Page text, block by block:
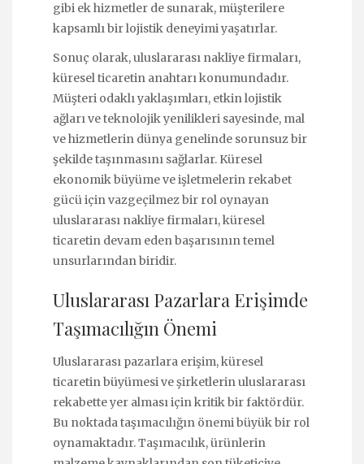
gibi ek hizmetler de sunarak, müşterilere
kapsamlı bir lojistik deneyimi yaşatırlar.
Sonuç olarak, uluslararası nakliye firmaları,
küresel ticaretin anahtarı konumundadır.
Müşteri odaklı yaklaşımları, etkin lojistik
ağları ve teknolojik yenilikleri sayesinde, mal
ve hizmetlerin dünya genelinde sorunsuz bir
şekilde taşınmasını sağlarlar. Küresel
ekonomik büyüme ve işletmelerin rekabet
gücü için vazgeçilmez bir rol oynayan
uluslararası nakliye firmaları, küresel
ticaretin devam eden başarısının temel
unsurlarından biridir.
Uluslararası Pazarlara Erişimde
Taşımacılığın Önemi
Uluslararası pazarlara erişim, küresel
ticaretin büyümesi ve şirketlerin uluslararası
rekabette yer alması için kritik bir faktördür.
Bu noktada taşımacılığın önemi büyük bir rol
oynamaktadır. Taşımacılık, ürünlerin